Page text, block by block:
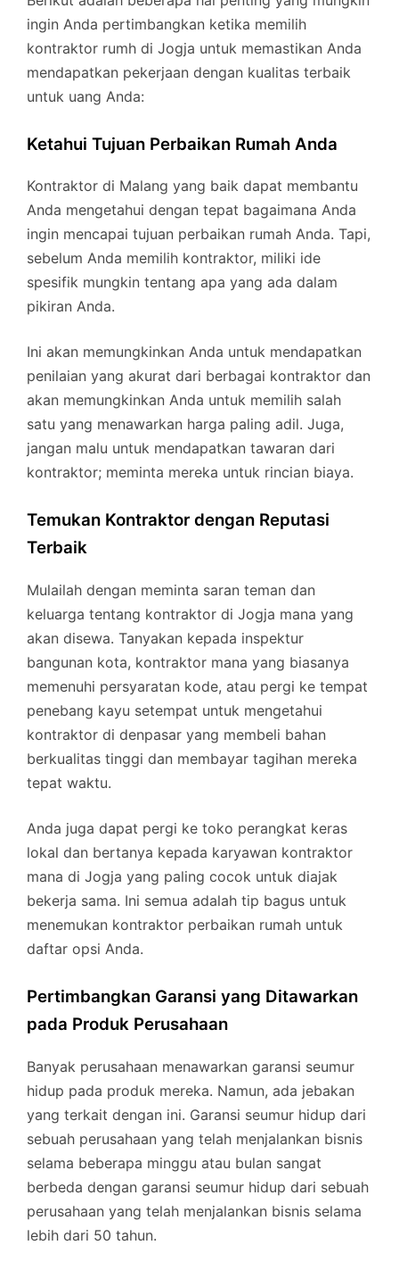
ingin Anda pertimbangkan ketika memilih
kontraktor rumh di Jogja untuk memastikan Anda
mendapatkan pekerjaan dengan kualitas terbaik
untuk uang Anda:
Ketahui Tujuan Perbaikan Rumah Anda
Kontraktor di Malang yang baik dapat membantu
Anda mengetahui dengan tepat bagaimana Anda
ingin mencapai tujuan perbaikan rumah Anda. Tapi,
sebelum Anda memilih kontraktor, miliki ide
spesifik mungkin tentang apa yang ada dalam
pikiran Anda.
Ini akan memungkinkan Anda untuk mendapatkan
penilaian yang akurat dari berbagai kontraktor dan
akan memungkinkan Anda untuk memilih salah
satu yang menawarkan harga paling adil. Juga,
jangan malu untuk mendapatkan tawaran dari
kontraktor; meminta mereka untuk rincian biaya.
Temukan Kontraktor dengan Reputasi
Terbaik
Mulailah dengan meminta saran teman dan
keluarga tentang kontraktor di Jogja mana yang
akan disewa. Tanyakan kepada inspektur
bangunan kota, kontraktor mana yang biasanya
memenuhi persyaratan kode, atau pergi ke tempat
penebang kayu setempat untuk mengetahui
kontraktor di denpasar yang membeli bahan
berkualitas tinggi dan membayar tagihan mereka
tepat waktu.
Anda juga dapat pergi ke toko perangkat keras
lokal dan bertanya kepada karyawan kontraktor
mana di Jogja yang paling cocok untuk diajak
bekerja sama. Ini semua adalah tip bagus untuk
menemukan kontraktor perbaikan rumah untuk
daftar opsi Anda.
Pertimbangkan Garansi yang Ditawarkan
pada Produk Perusahaan
Banyak perusahaan menawarkan garansi seumur
hidup pada produk mereka. Namun, ada jebakan
yang terkait dengan ini. Garansi seumur hidup dari
sebuah perusahaan yang telah menjalankan bisnis
selama beberapa minggu atau bulan sangat
berbeda dengan garansi seumur hidup dari sebuah
perusahaan yang telah menjalankan bisnis selama
lebih dari 50 tahun.